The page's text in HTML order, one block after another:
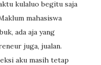
kulaluo begitu saja
mahasiswa
ada aja yang
juga, jualan.
aku masih tetap